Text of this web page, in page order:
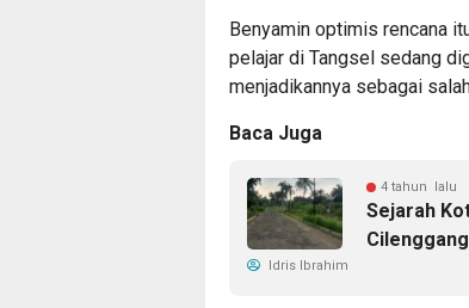
Benyamin optimis rencana
pelajar di Tangsel sedang
menjadikannya sebagai
Baca Juga
4 tahun lalu
Sejarah
Cilenggang
Idris Ibrahim